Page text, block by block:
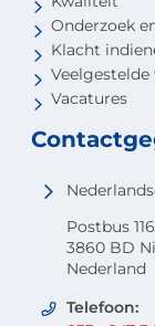
Onderzoek
Klacht
Veelgestelde
Vacatures
Postbus
3860 BD
Nederland
Telefoon: